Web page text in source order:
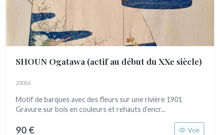
SHOUN Ogatawa (actif au début du XXe siècle)
23016
Motif de barques avec des fleurs sur une rivière 1901
Gravure sur bois en couleurs et rehauts d’encr...
90 € Voir